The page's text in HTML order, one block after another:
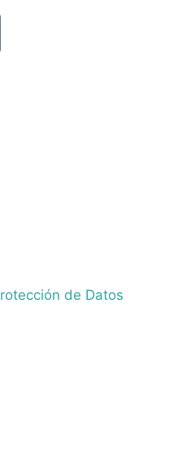
de Datos